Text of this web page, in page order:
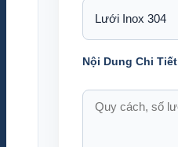
Nội Dung Chi Tiết